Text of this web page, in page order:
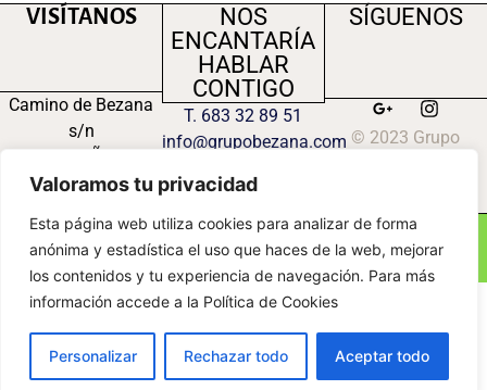
Valoramos tu privacidad
Esta página web utiliza cookies para analizar de forma
anónima y estadística el uso que haces de la web, mejorar
los contenidos y tu experiencia de navegación. Para más
información accede a la Política de Cookies
Personalizar Rechazar todo Aceptar todo
VISÍTANOS
Camino de Bezana
s/n
(VALLADOLID)
NOS
ENCANTARÍA
HABLAR
CONTIGO
T. 683 32 89 51
info@grupobezana.com
SÍGUENOS
© 2023 Grupo